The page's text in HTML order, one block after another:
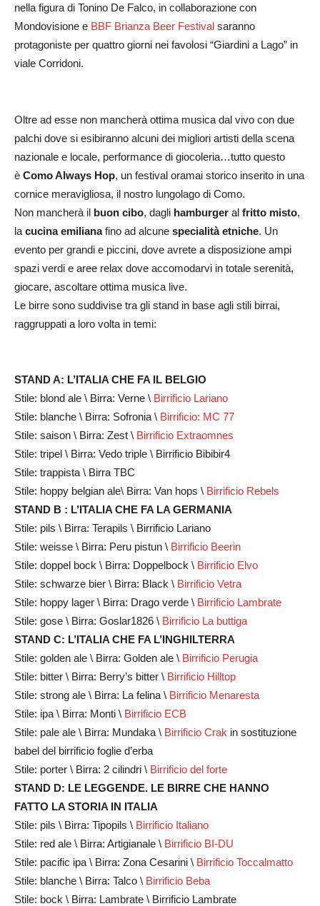
nella figura di Tonino De Falco, in collaborazione con
Mondovisione e BBF Brianza Beer Festival saranno
protagoniste per quattro giorni nei favolosi “Giardini a Lago” in
viale Corridoni.
Oltre ad esse non mancherà ottima musica dal vivo con due
palchi dove si esibiranno alcuni dei migliori artisti della scena
nazionale e locale, performance di giocoleria…tutto questo
è Como Always Hop, un festival oramai storico inserito in una
cornice meravigliosa, il nostro lungolago di Como.
Non mancherà il buon cibo, dagli hamburger al fritto misto,
la cucina emilianafino ad alcune specialità etniche. Un
evento per grandi e piccini, dove avrete a disposizione ampi
spazi verdi e aree relax dove accomodarvi in totale serenità,
giocare, ascoltare ottima musica live.
Le birre sono suddivise tra gli stand in base agli stili birrai,
raggruppati a loro volta in temi:
STAND A: L’ITALIA CHE FA IL BELGIO
Stile: blond ale \ Birra: Verne \ Birrificio Lariano
Stile: blanche \ Birra: Sofronia \ Birrificio: MC 77
Stile: saison \ Birra: Zest \ Birrificio Extraomnes
Stile: tripel \ Birra: Vedo triple \ Birrificio Bibibir4
Stile: trappista \ Birra TBC
Stile: hoppy belgian ale\ Birra: Van hops \ Birrificio Rebels
STAND B : L’ITALIA CHE FA LA GERMANIA
Stile: pils \ Birra: Terapils \ Birrificio Lariano
Stile: weisse \ Birra: Peru pistun \ Birrificio Beerin
Stile: doppel bock \ Birra: Doppelbock \ Birrificio Elvo
Stile: schwarze bier \ Birra: Black \ Birrificio Vetra
Stile: hoppy lager \ Birra: Drago verde \ Birrificio Lambrate
Stile: gose \ Birra: Goslar1826 \ Birrificio La buttiga
STAND C: L’ITALIA CHE FA L’INGHILTERRA
Stile: golden ale \ Birra: Golden ale \ Birrificio Perugia
Stile: bitter \ Birra: Berry’s bitter \ Birrificio Hilltop
Stile: strong ale \ Birra: La felina \ Birrificio Menaresta
Stile: ipa \ Birra: Monti \ Birrificio ECB
Stile: pale ale \ Birra: Mundaka \ Birrificio Crak in sostituzione
babel del birrificio foglie d’erba
Stile: porter \ Birra: 2 cilindri \ Birrificio del forte
STAND D: LE LEGGENDE. LE BIRRE CHE HANNO
FATTO LA STORIA IN ITALIA
Stile: pils \ Birra: Tipopils \ Birrificio Italiano
Stile: red ale \ Birra: Artigianale \ Birrificio BI-DU
Stile: pacific ipa \ Birra: Zona Cesarini \ Birrificio Toccalmatto
Stile: blanche \ Birra: Talco \ Birrificio Beba
Stile: bock \ Birra: Lambrate \ Birrificio Lambrate